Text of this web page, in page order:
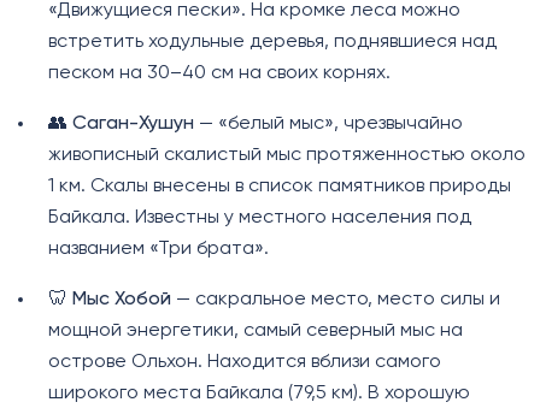
«Движущиеся пески». На кромке леса можно
встретить ходульные деревья, поднявшиеся над
песком на 30–40 см на своих корнях.
👥 Саган-Хушун — «белый мыс», чрезвычайно
живописный скалистый мыс протяженностью около
1 км. Скалы внесены в список памятников природы
Байкала. Известны у местного населения под
названием «Три брата».
🦷 Мыс Хобой — сакральное место, место силы и
мощной энергетики, самый северный мыс на
острове Ольхон. Находится вблизи самого
широкого места Байкала (79,5 км). В хорошую